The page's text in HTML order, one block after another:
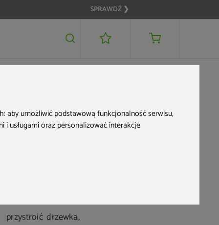
aby umożliwić podstawową funkcjonalność serwisu,
i usługami oraz personalizować interakcje
SPRAWDŹ ❯
na
drzewka,